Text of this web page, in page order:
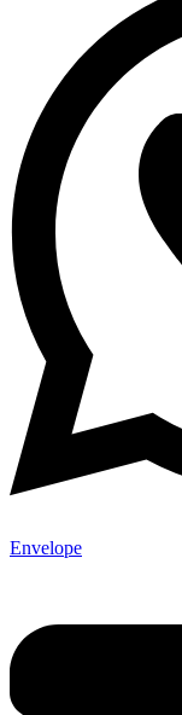
Envelope